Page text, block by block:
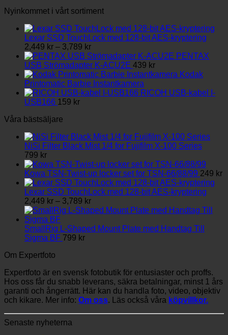
Nyinkommet i vårt sortiment
Lexar SSD TouchLock med 128-bit AES-kryptering
2,449 kr – 3,789 krPrisintervall:
2,449 kr
till
3,789 kr
PENTAX
USB Strömadapter K-ACU2E 439 kr
Kodak
Printomatic Barbie Instantkamera
RICOH USB-kabel I-
USB166 159 kr
Våra bästsäljare
NiSi Filter Black Mist 1/4 for Fujifilm X-100 Series
799 kr
Kowa TSN-Twist-up locker set for TSN-66/88/99 249 kr
Lexar SSD TouchLock med 128-bit AES-kryptering
2,449 kr – 3,789 krPrisintervall:
2,449 kr
3,789 kr
SmallRig L-Shaped Mount Plate med Handtag Till
Sigma BF 799 kr
Om Expertfoto
Expertfoto är en svensk fotobutik för entusiaster och proffs.
Hos oss får du snabb leverans, säkra betalningar, minst 1 års
garanti och ångerrätt. Här kan du handla foto, video, objektiv
och kikare. Mer info: Om oss. Läs också våra köpvillkor.
Senaste nyheterna